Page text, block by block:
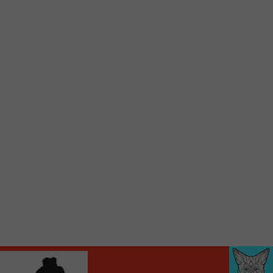
locale vous sont maintenant accessibles en un clic!
Audio